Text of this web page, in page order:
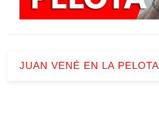
JUAN VENÉ EN LA PELOTA